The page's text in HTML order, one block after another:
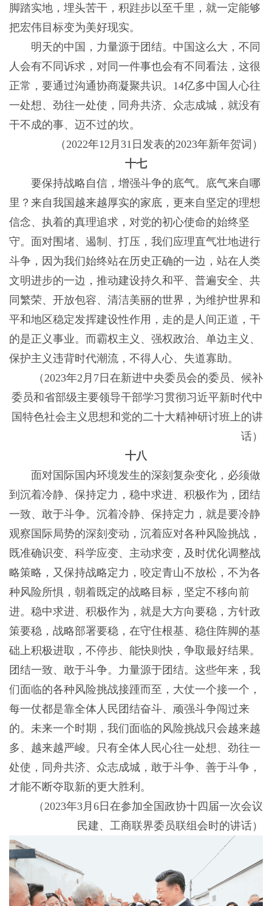
脚踏实地，埋头苦干，积跬步以至千里，就一定能够
把宏伟目标变为美好现实。
明天的中国，力量源于团结。中国这么大，不同
人会有不同诉求，对同一件事也会有不同看法，这很
正常，要通过沟通协商凝聚共识。14亿多中国人心往
一处想、劲往一处使，同舟共济、众志成城，就没有
干不成的事、迈不过的坎。
（2022年12月31日发表的2023年新年贺词）
十七
要保持战略自信，增强斗争的底气。底气来自哪
里？来自我国越来越厚实的家底，更来自坚定的理想
信念、执着的真理追求，对党的初心使命的始终坚
守。面对围堵、遏制、打压，我们应理直气壮地进行
斗争，因为我们始终站在历史正确的一边，站在人类
文明进步的一边，推动建设持久和平、普遍安全、共
同繁荣、开放包容、清洁美丽的世界，为维护世界和
平和地区稳定发挥建设性作用，走的是人间正道，干
的是正义事业。而霸权主义、强权政治、单边主义、
保护主义违背时代潮流，不得人心、失道寡助。
（2023年2月7日在新进中央委员会的委员、候补
委员和省部级主要领导干部学习贯彻习近平新时代中
国特色社会主义思想和党的二十大精神研讨班上的讲
话）
十八
面对国际国内环境发生的深刻复杂变化，必须做
到沉着冷静、保持定力，稳中求进、积极作为，团结
一致、敢于斗争。沉着冷静、保持定力，就是要冷静
观察国际局势的深刻变动，沉着应对各种风险挑战，
既准确识变、科学应变、主动求变，及时优化调整战
略策略，又保持战略定力，咬定青山不放松，不为各
种风险所惧，朝着既定的战略目标，坚定不移向前
进。稳中求进、积极作为，就是大方向要稳，方针政
策要稳，战略部署要稳，在守住根基、稳住阵脚的基
础上积极进取，不停步、能快则快，争取最好结果。
团结一致、敢于斗争。力量源于团结。这些年来，我
们面临的各种风险挑战接踵而至，大仗一个接一个，
每一仗都是靠全体人民团结奋斗、顽强斗争闯过来
的。未来一个时期，我们面临的风险挑战只会越来越
多、越来越严峻。只有全体人民心往一处想、劲往一
处使，同舟共济、众志成城，敢于斗争、善于斗争，
才能不断夺取新的更大胜利。
（2023年3月6日在参加全国政协十四届一次会议
民建、工商联界委员联组会时的讲话）